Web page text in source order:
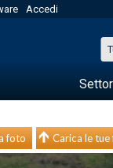
Accedi
foto Carica le